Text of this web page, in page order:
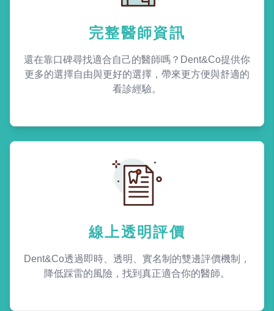
完整醫師資訊
還在靠口碑尋找適合自己的醫師嗎？Dent&Co提供你
更多的選擇自由與更好的選擇，帶來更方便與舒適的
看診經驗。
線上透明評價
Dent&Co透過即時、透明、實名制的雙邊評價機制，
降低踩雷的風險，找到真正適合你的醫師。